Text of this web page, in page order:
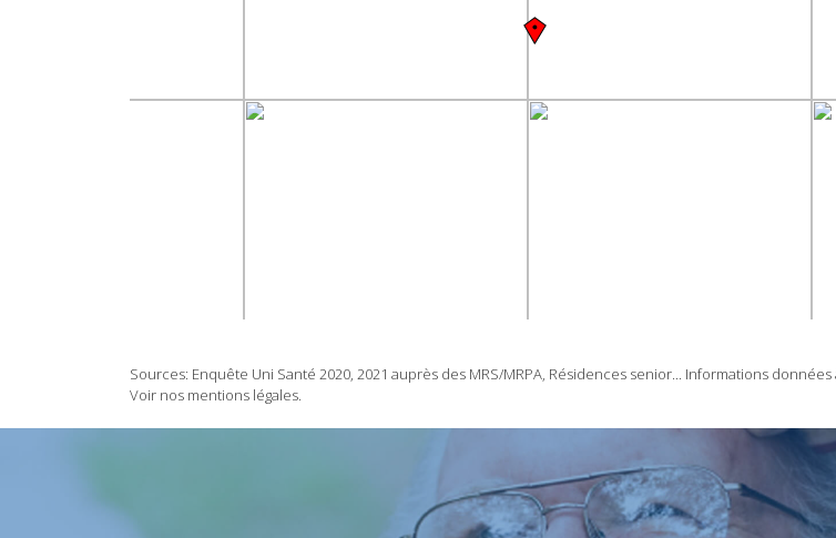
Sources: Enquête Uni Santé 2020, 2021 auprès des MRS/MRPA, Résidences senior... Informations
Voir nos mentions légales.